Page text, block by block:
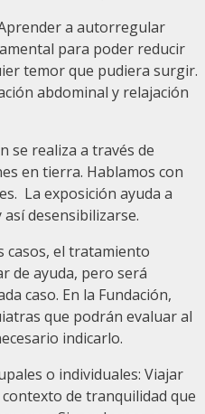
a autorregular
para poder reducir
temor que pudiera surgir.
abdominal y relajación
realiza a través de
en tierra. Hablamos con
La exposición ayuda a
desensibilizarse.
el tratamiento
de ayuda, pero será
caso. En la Fundación,
que podrán evaluar al
indicarlo.
o individuales: Viajar
de tranquilidad que